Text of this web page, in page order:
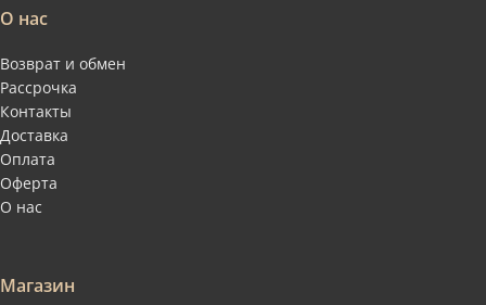
О нас
Возврат и обмен
Рассрочка
Контакты
Доставка
Оплата
Оферта
О нас
Магазин